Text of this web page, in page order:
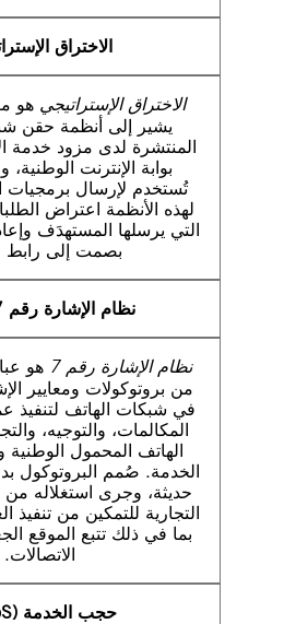
الاختراق
الاختراق الإستراتيجي هو
يشير إلى أنظمة حقن
بوابة الإنترنت
تُستخدم لإرسال
لهذه الأنظمة اعتراض
التي يرسلها المستهدَف
بصمت إلى رابط
نظام الإشارة رقم 7 (SS7)
نظام الإشارة رقم 7
هو
من بروتوكولات ومعايير
في شبكات الهاتف لتنفيذ
المكالمات، والتوجيه،
الهاتف المحمول الوطنية
الخدمة. صُمم البروتوكول
حديثة، وجرى استغلاله من
التجارية للتمكين من تنفيذ
بما في ذلك تتبع الموقع
الاتصالات.
حجب الخدمة (DDoS)